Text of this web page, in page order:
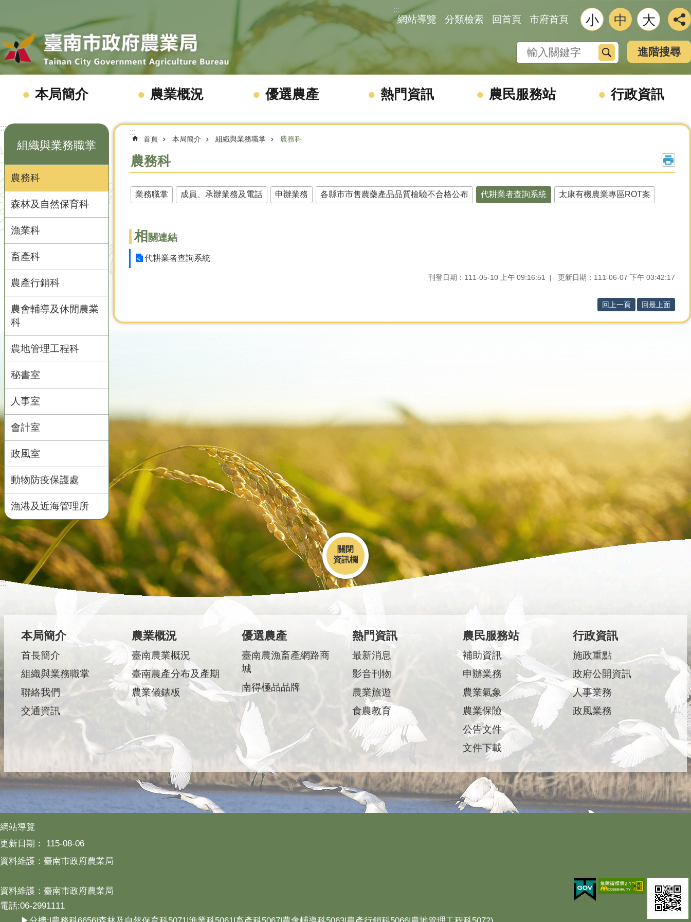
:::
網站導覽 分類檢索 回首頁 市府首頁 小 中 大
搜尋 進階搜尋
本局簡介 農業概況 優選農產 熱門資訊 農民服務站 行政資訊
:::
組織與業務職掌
農務科
森林及自然保育科
漁業科
畜產科
農產行銷科
農會輔導及休閒農業
科
農地管理工程科
秘書室
人事室
會計室
政風室
動物防疫保護處
漁港及近海管理所
:::
首頁 本局簡介 組織與業務職掌 農務科
農務科
業務職掌 成員、承辦業務及電話 申辦業務 各縣市市售農藥產品品質檢驗不合格公布 代耕業者查詢系統 太康有機農業專區ROT案
相 關連結
代耕業者查詢系統
刊登日期：111-05-10 上午 09:16:51 更新日期：111-06-07 下午 03:42:17
回上一頁 回最上面
關閉
:::
本局簡介
首長簡介
組織與業務職掌
聯絡我們
交通資訊
農業概況
臺南農業概況
臺南農產分布及產期
農業儀錶板
優選農產
臺南農漁畜產網路商
城
南得極品品牌
熱門資訊
最新消息
影音刊物
農業旅遊
食農教育
農民服務站
補助資訊
申辦業務
農業氣象
農業保險
公告文件
文件下載
行政資訊
施政重點
政府公開資訊
人事業務
政風業務
網站導覽
更新日期：
115-08-06
資料維護：臺南市政府農業局
資料維護：臺南市政府農業局
電話:06-2991111